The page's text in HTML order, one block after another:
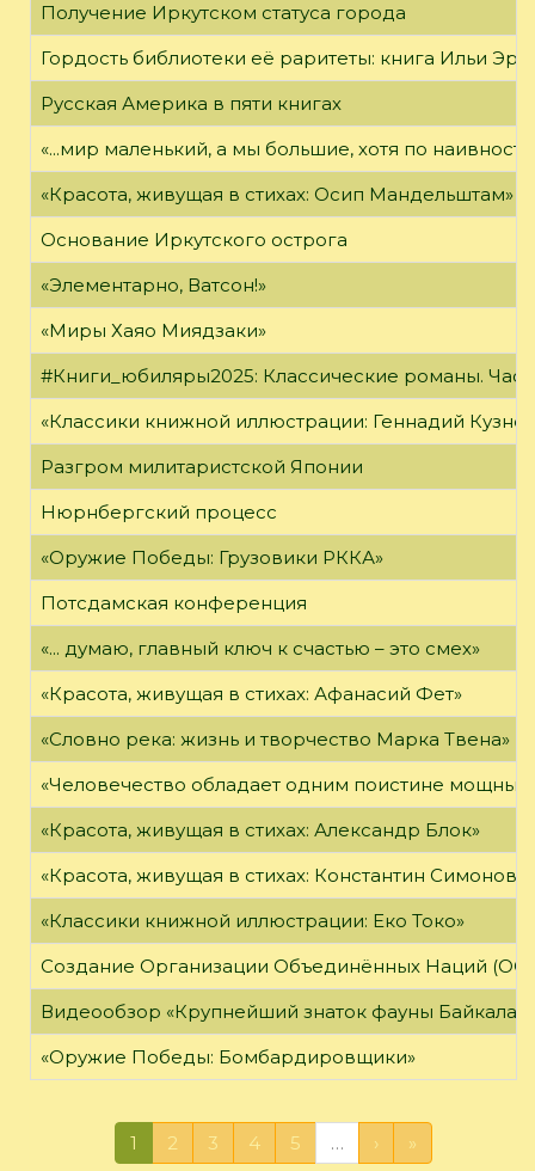
Получение Иркутском статуса города
Гордость библиотеки её раритеты: книга Ильи
Русская Америка в пяти книгах
«...мир маленький, а мы большие, хотя по
«Красота, живущая в стихах: Осип Мандельштам»
Основание Иркутского острога
«Элементарно, Ватсон!»
«Миры Хаяо Миядзаки»
#Книги_юбиляры2025: Классические романы.
«Классики книжной иллюстрации: Геннадий
Разгром милитаристской Японии
Нюрнбергский процесс
«Оружие Победы: Грузовики РККА»
Потсдамская конференция
«... думаю, главный ключ к счастью – это смех»
«Красота, живущая в стихах: Афанасий Фет»
«Словно река: жизнь и творчество Марка Твена»
«Человечество обладает одним поистине
«Красота, живущая в стихах: Александр Блок»
«Красота, живущая в стихах: Константин Симонов»
«Классики книжной иллюстрации: Еко Токо»
Создание Организации Объединённых Наций
Видеообзор «Крупнейший знаток фауны Байкала»
«Оружие Победы: Бомбардировщики»
1 2 3 4 5 … › »